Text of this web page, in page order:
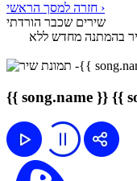
חזרה למסך הראשי ›
שירים שכבר הורדתי
בהמתנה מחדש ללא
{{ song.name }} {{